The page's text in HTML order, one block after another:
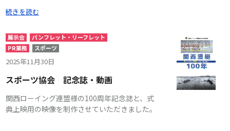
た。 カメラや実況には、地元の高校生や大会
り、皆様でノウハウを共有しながら、大会を創
り上げました。 ※国土交通省等の許可を得て
飛行しております。
続きを読む
展示会
パンフレット・リーフレット
PR業務
スポーツ
2025年11月30日
スポーツ協会 記念誌・動画
関西ローイング連盟様の100周年記念誌と、式
典上映用の映像を制作させていただきました。